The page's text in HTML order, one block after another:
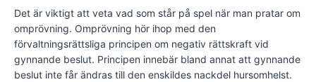
Det är viktigt att veta vad som står på spel när man pratar om
omprövning. Omprövning hör ihop med den
förvaltningsrättsliga principen om negativ rättskraft vid
gynnande beslut. Principen innebär bland annat att gynnande
beslut inte får ändras till den enskildes nackdel hursomhelst.